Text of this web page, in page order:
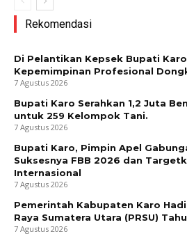
Rekomendasi
Di Pelantikan Kepsek Bupati
Kepemimpinan Profesional
7 Agustus 2026
Bupati Karo Serahkan 1,2 Juta
untuk 259 Kelompok Tani.
7 Agustus 2026
Bupati Karo, Pimpin Apel
Suksesnya FBB 2026 dan
Internasional
7 Agustus 2026
Pemerintah Kabupaten Karo
Raya Sumatera Utara (PRSU)
7 Agustus 2026